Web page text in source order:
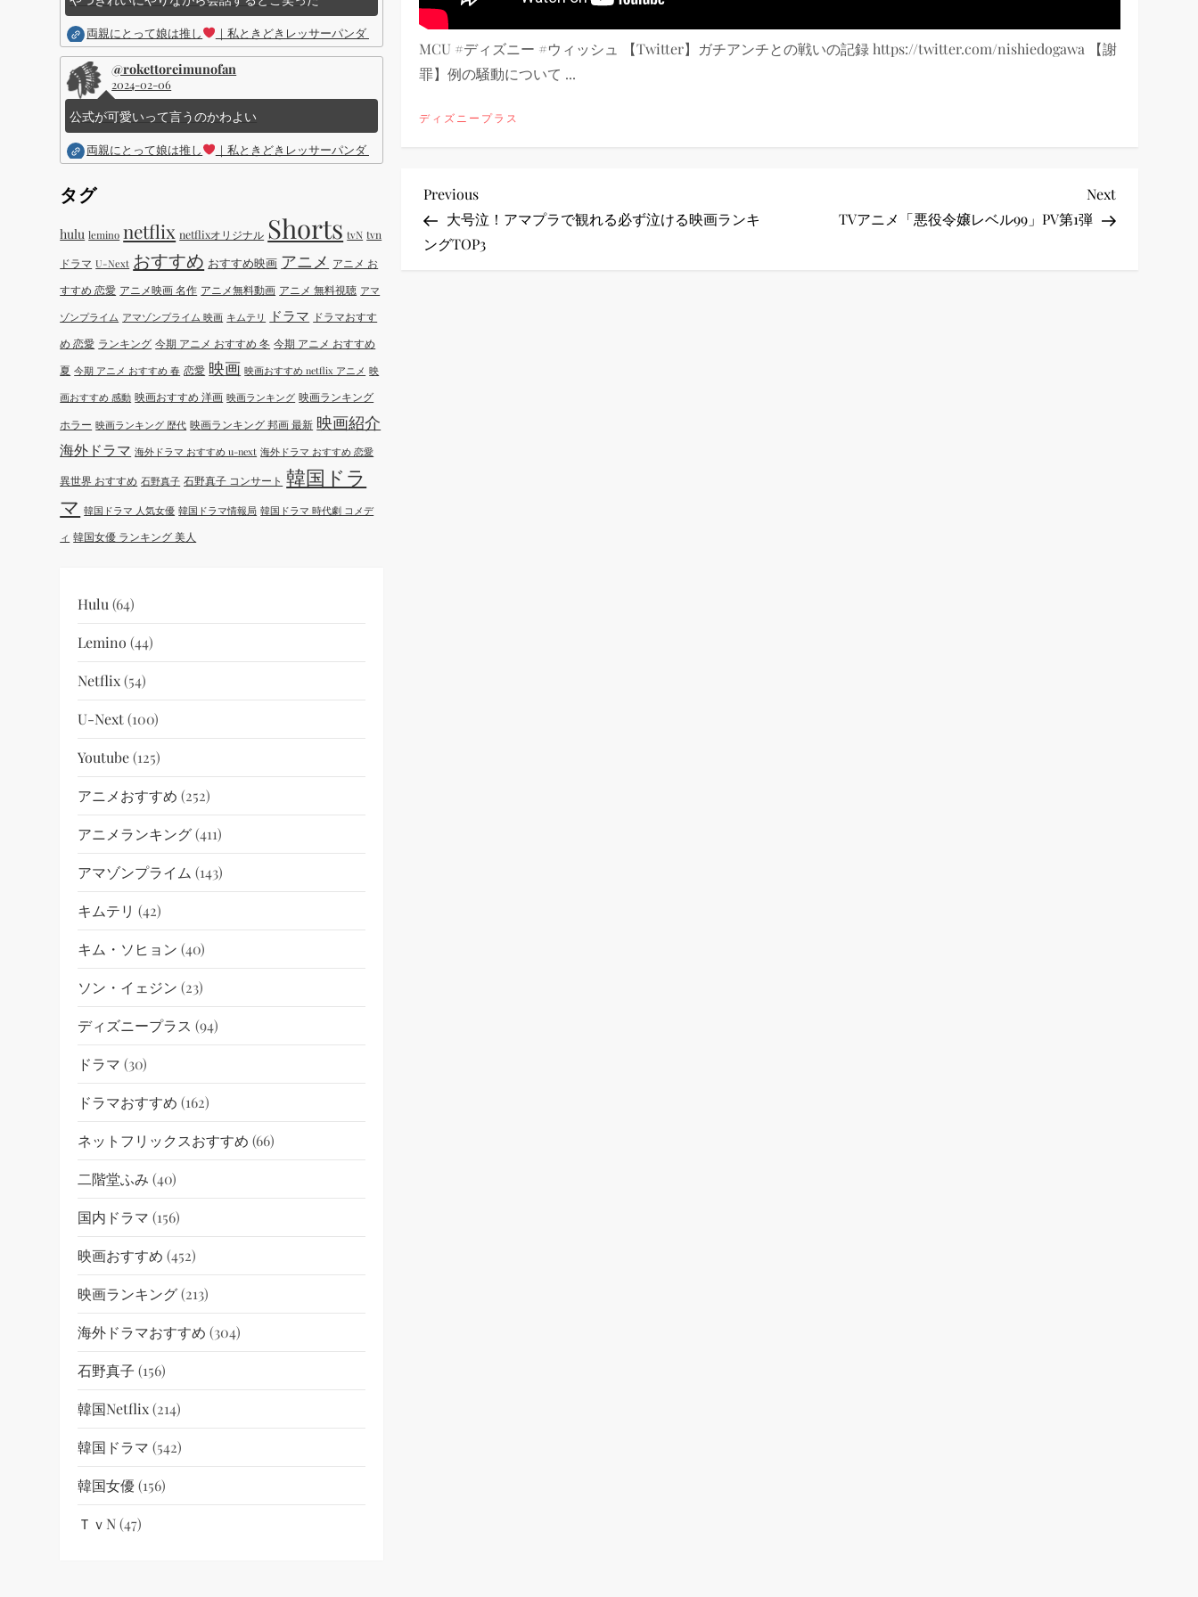
MCU #ディズニー #ウィッシュ 【Twitter】ガチアンチとの戦いの記録 https://twitter.com/nishiedogawa 【謝
罪】例の騒動について ...
ディズニープラス
投
稿
Previous
Post
Previous
大号泣！アマプラで観れる必ず泣ける映画ランキ
ングTOP3
Next
Post
Next
TVアニメ「悪役令嬢レベル99」PV第1弾
両親にとって娘は推し ｜私ときどきレッサーパンダ ｜Disney (ディズニープラス）
@rokettoreimunofan
2024-02-06
公式が可愛いって言うのかわよい
両親にとって娘は推し ｜私ときどきレッサーパンダ ｜Disney (ディズニープラス）
タグ
hulu lemino netflix netflixオリジナル Shorts tvN tvn
ドラマ U-Next おすすめ おすすめ映画 アニメ アニメ お
すすめ 恋愛 アニメ映画 名作 アニメ無料動画 アニメ 無料視聴 アマ
ゾンプライム アマゾンプライム 映画 キムテリ ドラマ ドラマおすす
め 恋愛 ランキング 今期 アニメ おすすめ 冬 今期 アニメ おすすめ
夏 今期 アニメ おすすめ 春 恋愛 映画 映画おすすめ netflix アニメ 映
画おすすめ 感動 映画おすすめ 洋画 映画ランキング 映画ランキング
ホラー 映画ランキング 歴代 映画ランキング 邦画 最新 映画紹介
海外ドラマ 海外ドラマ おすすめ u-next 海外ドラマ おすすめ 恋愛
異世界 おすすめ 石野真子 石野真子 コンサート 韓国ドラ
マ 韓国ドラマ 人気女優 韓国ドラマ情報局 韓国ドラマ 時代劇 コメデ
ィ 韓国女優 ランキング 美人
Hulu (64)
Lemino (44)
Netflix(54)
U-Next(100)
Youtube(125)
アニメおすすめ (252)
アニメランキング(411)
アマゾンプライム (143)
キムテリ (42)
キム・ソヒョン (40)
ソン・イェジン (23)
ディズニープラス (94)
ドラマ (30)
ドラマおすすめ (162)
ネットフリックスおすすめ (66)
二階堂ふみ (40)
国内ドラマ (156)
映画おすすめ (452)
映画ランキング(213)
海外ドラマおすすめ (304)
石野真子 (156)
韓国netflix(214)
韓国ドラマ (542)
韓国女優(156)
ＴｖN(47)